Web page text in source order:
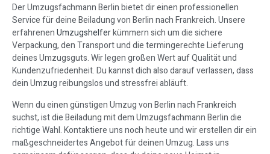
Der Umzugsfachmann Berlin bietet dir einen professionellen
Service für deine Beiladung von Berlin nach Frankreich. Unsere
erfahrenenUmzugshelferkümmern sich um die sichere
Verpackung, den Transport und die termingerechte Lieferung
deines Umzugsguts. Wir legen großen Wert auf Qualität und
Kundenzufriedenheit. Du kannst dich also darauf verlassen, dass
dein Umzug reibungslos und stressfrei abläuft.
Wenn du einen günstigen Umzug von Berlin nach Frankreich
suchst, ist die Beiladung mit dem Umzugsfachmann Berlin die
richtige Wahl. Kontaktiere uns noch heute und wir erstellen dir ein
maßgeschneidertes Angebot für deinen Umzug. Lass uns